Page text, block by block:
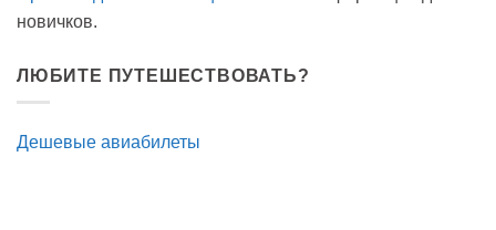
новичков.
ЛЮБИТЕ ПУТЕШЕСТВОВАТЬ?
Дешевые авиабилеты